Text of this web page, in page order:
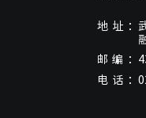
地址：
邮编：
电话：